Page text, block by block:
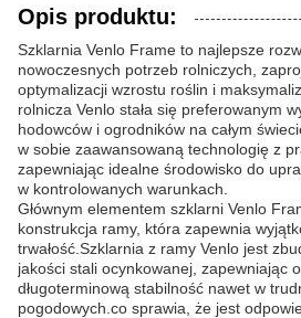
Opis produktu:
Szklarnia Venlo Frame to najlepsze
nowoczesnych potrzeb rolniczych,
optymalizacji wzrostu roślin i
rolnicza Venlo stała się preferowanym
hodowców i ogrodników na całym
w sobie zaawansowaną technologię z
zapewniając idealne środowisko do
w kontrolowanych warunkach.
Głównym elementem szklarni Venlo
konstrukcja ramy, która zapewnia
trwałość.Szklarnia z ramy Venlo jest
jakości stali ocynkowanej, zapewniając
długoterminową stabilność nawet w
pogodowych.co sprawia, że jest